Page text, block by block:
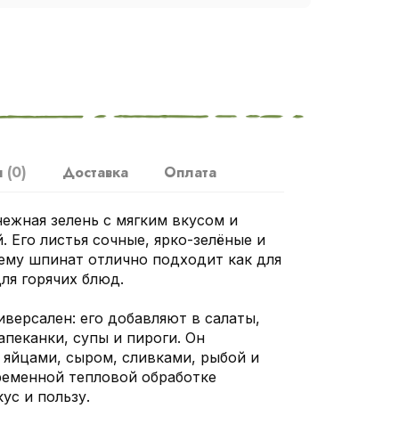
(0) Доставка Оплата
зелень с мягким вкусом и
Его листья сочные, ярко-зелёные и
шпинат отлично подходит как для
горячих блюд.
его добавляют в салаты,
супы и пироги. Он
яйцами, сыром, сливками, рыбой и
тепловой обработке
и пользу.